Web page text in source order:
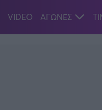
VIDEO ΑΓΩΝΕΣ